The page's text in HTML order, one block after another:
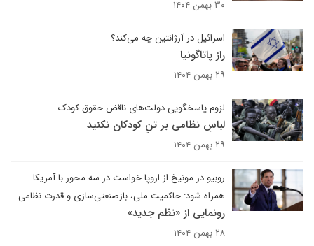
۳۰ بهمن ۱۴۰۴
اسرائیل در آرژانتین چه می‌کند؟
راز پاتاگونیا
۲۹ بهمن ۱۴۰۴
لزوم پاسخگویی دولت‌های ناقض حقوق کودک
لباسِ نظامی بر تنِ کودکان نکنید
۲۹ بهمن ۱۴۰۴
روبیو در مونیخ از اروپا خواست در سه محور با آمریکا
همراه شود: حاکمیت ملی، بازصنعتی‌سازی و قدرت نظامی
رونمایی از «نظم جدید»
۲۸ بهمن ۱۴۰۴